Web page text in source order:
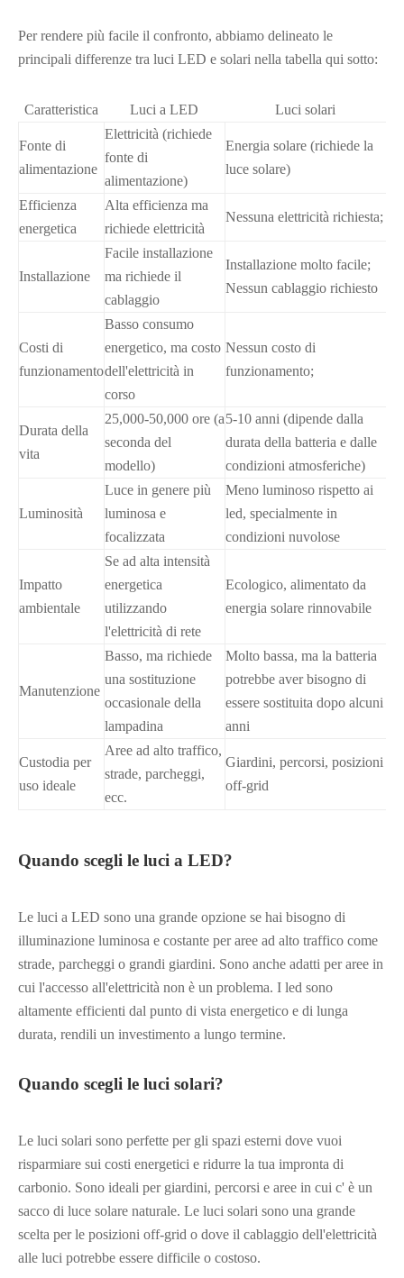
Per rendere più facile il confronto, abbiamo delineato le
principali differenze tra luci LED e solari nella tabella qui sotto:
Caratteristica Luci a LED Luci solari
Fonte di
alimentazione
Elettricità (richiede
fonte di
alimentazione)
Energia solare (richiede la
luce solare)
Efficienza
energetica
Alta efficienza ma
richiede elettricità
Nessuna elettricità richiesta;
Installazione
Facile installazione
ma richiede il
cablaggio
Installazione molto facile;
Nessun cablaggio richiesto
Costi di
funzionamento
Basso consumo
energetico, ma costo
dell'elettricità in
corso
Nessun costo di
funzionamento;
Durata della
vita
25,000-50,000 ore (a
seconda del
modello)
5-10 anni (dipende dalla
durata della batteria e dalle
condizioni atmosferiche)
Luminosità
Luce in genere più
luminosa e
focalizzata
Meno luminoso rispetto ai
led, specialmente in
condizioni nuvolose
Impatto
ambientale
Se ad alta intensità
energetica
utilizzando
l'elettricità di rete
Ecologico, alimentato da
energia solare rinnovabile
Manutenzione
Basso, ma richiede
una sostituzione
occasionale della
lampadina
Molto bassa, ma la batteria
potrebbe aver bisogno di
essere sostituita dopo alcuni
anni
Custodia per
uso ideale
Aree ad alto traffico,
strade, parcheggi,
ecc.
Giardini, percorsi, posizioni
off-grid
Quando scegli le luci a LED?
Le luci a LED sono una grande opzione se hai bisogno di
illuminazione luminosa e costante per aree ad alto traffico come
strade, parcheggi o grandi giardini. Sono anche adatti per aree in
cui l'accesso all'elettricità non è un problema. I led sono
altamente efficienti dal punto di vista energetico e di lunga
durata, rendili un investimento a lungo termine.
Quando scegli le luci solari?
Le luci solari sono perfette per gli spazi esterni dove vuoi
risparmiare sui costi energetici e ridurre la tua impronta di
carbonio. Sono ideali per giardini, percorsi e aree in cui c' è un
sacco di luce solare naturale. Le luci solari sono una grande
scelta per le posizioni off-grid o dove il cablaggio dell'elettricità
alle luci potrebbe essere difficile o costoso.